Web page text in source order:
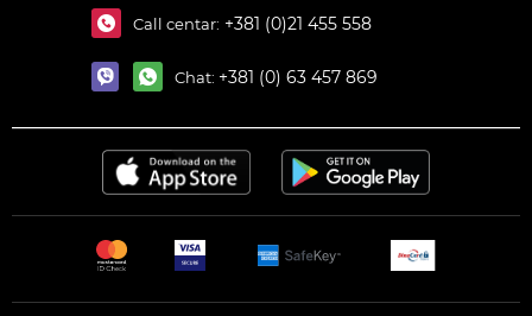
Call centar: +381 (0)21 455 558
Chat: +381 (0) 63 457 869